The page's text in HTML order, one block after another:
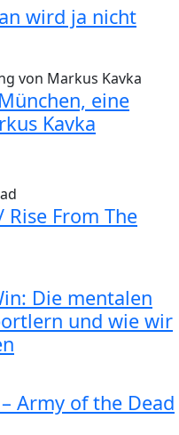
wird ja nicht
eine
Kavka
Rise From The
Die mentalen
und wie wir
Army of the Dead